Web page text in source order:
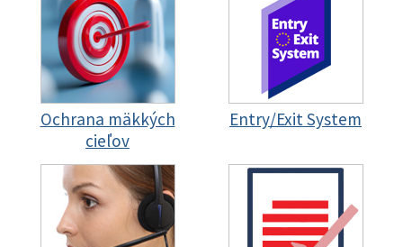
Ochrana mäkkých
cieľov
Entry/Exit System